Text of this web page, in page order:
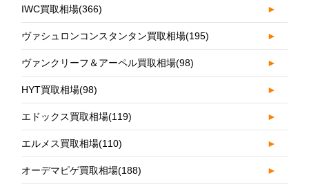
IWC買取相場(366) ►
ヴァシュロンコンスタンタン買取相場(195) ►
ヴァンクリーフ＆アーペル買取相場(98) ►
HYT買取相場(98) ►
エドックス買取相場(119) ►
エルメス買取相場(110) ►
オーデマピゲ買取相場(188) ►